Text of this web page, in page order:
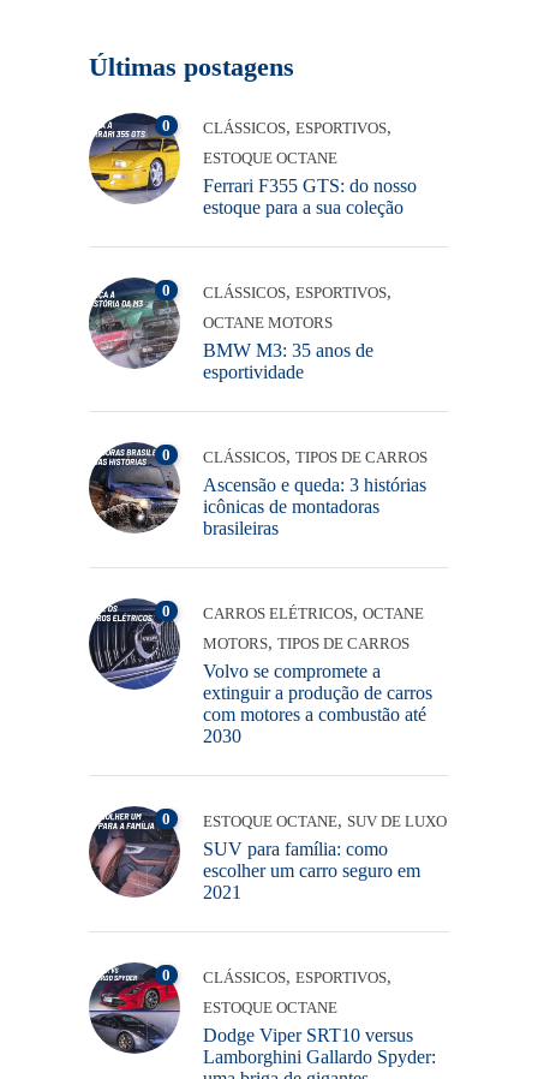
Últimas postagens
0 CLÁSSICOS, ESPORTIVOS,
ESTOQUE OCTANE
Ferrari F355 GTS: do nosso
estoque para a sua coleção
0 CLÁSSICOS, ESPORTIVOS,
OCTANE MOTORS
BMW M3: 35 anos de
esportividade
0 CLÁSSICOS, TIPOS DE CARROS
Ascensão e queda: 3 histórias
icônicas de montadoras
brasileiras
0 CARROS ELÉTRICOS, OCTANE
MOTORS, TIPOS DE CARROS
Volvo se compromete a
extinguir a produção de carros
com motores a combustão até
2030
0 ESTOQUE OCTANE, SUV DE LUXO
SUV para família: como
escolher um carro seguro em
2021
0 CLÁSSICOS, ESPORTIVOS,
ESTOQUE OCTANE
Dodge Viper SRT10 versus
Lamborghini Gallardo Spyder: